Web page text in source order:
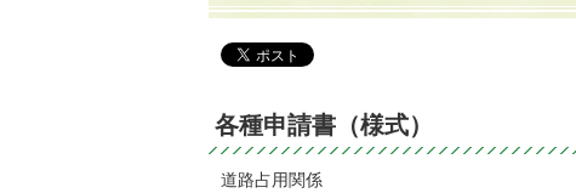
各種申請書（様式）
道路占用関係